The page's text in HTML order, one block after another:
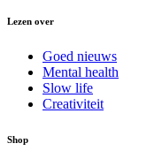
Lezen over
Goed nieuws
Mental health
Slow life
Creativiteit
Shop